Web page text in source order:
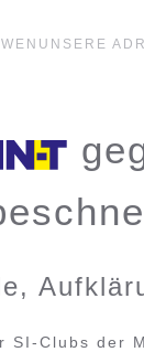
UNSERE
SI-Clubs der